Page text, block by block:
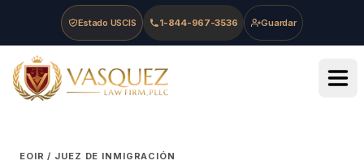
Skip to main content
Skip to navigation
Skip to footer
Estado USCIS 1-844-967-3536 Guardar
Vasquez Law Firm - Home
EOIR / JUEZ DE INMIGRACIÓN